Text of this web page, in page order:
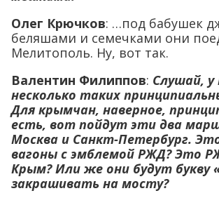
Олег Крючков: …под бабушек
беляшами и семечками они
Мелитополь. Ну, вот так.
Валентин Филиппов: Слушай, у
несколько таких
Для крымчан, наверное,
есть, вот пойдут эти два
Москва и Санкт-Петербург.
вагоны с эмблемой РЖД? Это
Крым? Или же они будут букву
закрашивать на мосту?